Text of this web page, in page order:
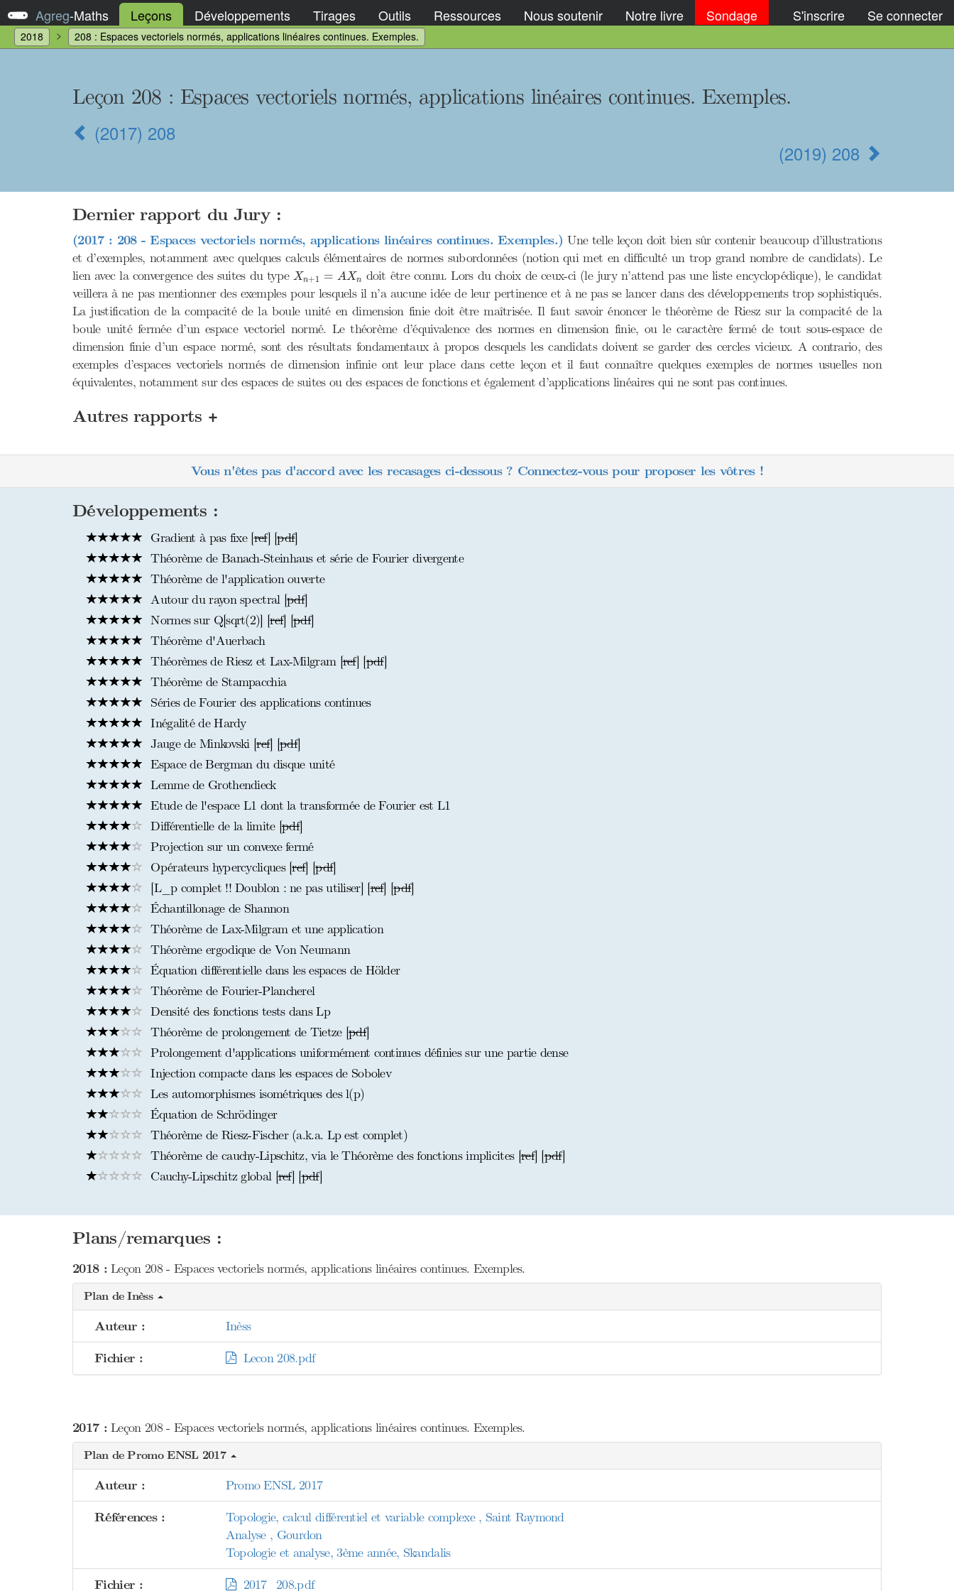
Agreg-Maths Leçons Développements Tirages Outils Ressources Nous soutenir Notre livre Sondage S'inscrire Se connecter
2018 208 : Espaces vectoriels normés, applications linéaires continues. Exemples.
Leçon 208 : Espaces vectoriels normés, applications linéaires continues. Exemples.
(2017) 208
(2019) 208
Dernier rapport du Jury :
(2017 : 208 - Espaces vectoriels normés, applications linéaires continues. Exemples.) Une telle leçon doit bien sûr contenir beaucoup d’illustrations
et d’exemples, notamment avec quelques calculs élémentaires de normes subordonnées (notion qui met en difficulté un trop grand nombre de candidats). Le
lien avec la convergence des suites du typeXn+1 = AXn
Xn A Xn
doit être connu. Lors du choix de ceux-ci (le jury n’attend pas une liste encyclopédique), le candidat
veillera à ne pas mentionner des exemples pour lesquels il n’a aucune idée de leur pertinence et à ne pas se lancer dans des développements trop sophistiqués.
La justification de la compacité de la boule unité en dimension finie doit être maîtrisée. Il faut savoir énoncer le théorème de Riesz sur la compacité de la
boule unité fermée d’un espace vectoriel normé. Le théorème d’équivalence des normes en dimension finie, ou le caractère fermé de tout sous-espace de
dimension finie d’un espace normé, sont des résultats fondamentaux à propos desquels les candidats doivent se garder des cercles vicieux. A contrario, des
exemples d’espaces vectoriels normés de dimension infinie ont leur place dans cette leçon et il faut connaître quelques exemples de normes usuelles non
équivalentes, notamment sur des espaces de suites ou des espaces de fonctions et également d’applications linéaires qui ne sont pas continues.
Autres rapports +
Vous n'êtes pas d'accord avec les recasages ci-dessous ? Connectez-vous pour proposer les vôtres !
Développements :
Gradient à pas fixe [ref] [pdf]
Théorème de Banach-Steinhaus et série de Fourier divergente
Théorème de l'application ouverte
Autour du rayon spectral [pdf]
Normes sur Q[sqrt(2)] [ref] [pdf]
Théorème d'Auerbach
Théorèmes de Riesz et Lax-Milgram [ref] [pdf]
Théorème de Stampacchia
Séries de Fourier des applications continues
Inégalité de Hardy
Jauge de Minkovski [ref] [pdf]
Espace de Bergman du disque unité
Lemme de Grothendieck
Etude de l'espace L1 dont la transformée de Fourier est L1
Différentielle de la limite [pdf]
Projection sur un convexe fermé
Opérateurs hypercycliques [ref] [pdf]
[L_p complet !! Doublon : ne pas utiliser] [ref] [pdf]
Échantillonage de Shannon
Théorème de Lax-Milgram et une application
Théorème ergodique de Von Neumann
Équation différentielle dans les espaces de Hölder
Théorème de Fourier-Plancherel
Densité des fonctions tests dans Lp
Théorème de prolongement de Tietze [pdf]
Prolongement d'applications uniformément continues définies sur une partie dense
Injection compacte dans les espaces de Sobolev
Les automorphismes isométriques des l(p)
Équation de Schrödinger
Théorème de Riesz-Fischer (a.k.a. Lp est complet)
Théorème de cauchy-Lipschitz, via le Théorème des fonctions implicites [ref] [pdf]
Cauchy-Lipschitz global [ref] [pdf]
Plans/remarques :
2018 :Leçon 208 - Espaces vectoriels normés, applications linéaires continues. Exemples.
Plan de Inèss
Auteur : Inèss
Fichier : Lecon 208.pdf
2017 :Leçon 208 - Espaces vectoriels normés, applications linéaires continues. Exemples.
Plan de Promo ENSL 2017
Auteur : Promo ENSL 2017
Références :
Topologie, calcul différentiel et variable complexe , Saint Raymond
Analyse , Gourdon
Topologie et analyse, 3ème année, Skandalis
Fichier : 2017_208.pdf